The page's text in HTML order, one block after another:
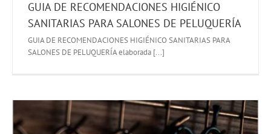
GUIA DE RECOMENDACIONES HIGIÉNICO
SANITARIAS PARA SALONES DE PELUQUERÍA
GUIA DE RECOMENDACIONES HIGIÉNICO SANITARIAS PARA
SALONES DE PELUQUERÍA elaborada [...]